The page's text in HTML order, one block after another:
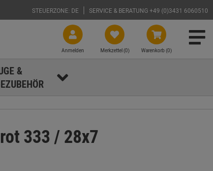
STEUERZONE: DE SERVICE & BERATUNG +49 (0)3431 6060510
Warenkorb (0)
Merkzettel (0)
Anmelden
&
333 / 28x7